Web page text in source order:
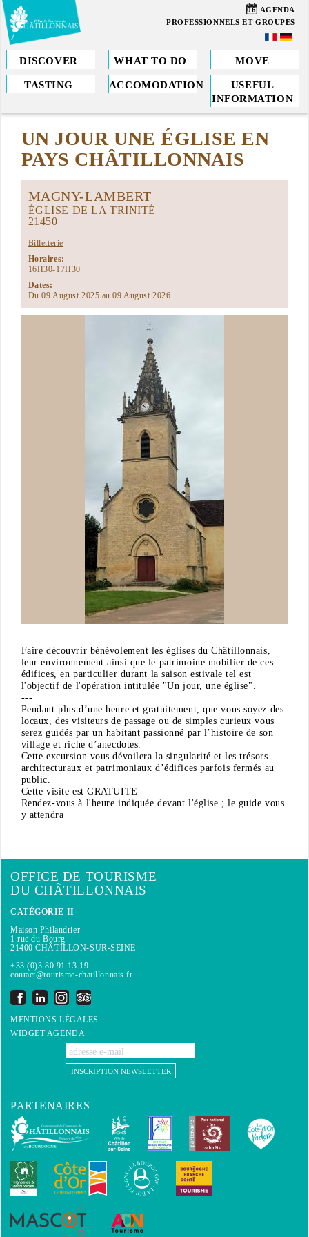
Skip
to
main
content
06 AGENDA
PROFESSIONNELS ET GROUPES
DISCOVER WHAT TO DO MOVE
TASTING ACCOMODATION
USEFUL
INFORMATION
You
are
hereUN JOUR UNE ÉGLISE EN
PAYS CHÂTILLONNAIS
MAGNY-LAMBERT
ÉGLISE DE LA TRINITÉ
21450
Billetterie
Horaires:
16H30-17H30
Dates:
Du 09 August 2025 au 09 August 2026
Faire découvrir bénévolement les églises du Châtillonnais,
leur environnement ainsi que le patrimoine mobilier de ces
édifices, en particulier durant la saison estivale tel est
l'objectif de l'opération intitulée "Un jour, une église".
---
Pendant plus d’une heure et gratuitement, que vous soyez des
locaux, des visiteurs de passage ou de simples curieux vous
serez guidés par un habitant passionné par l’histoire de son
village et riche d’anecdotes.
Cette excursion vous dévoilera la singularité et les trésors
architecturaux et patrimoniaux d’édifices parfois fermés au
public.
Cette visite est GRATUITE
Rendez-vous à l'heure indiquée devant l'église ; le guide vous
y attendra
OFFICE DE TOURISME
DU CHÂTILLONNAIS
CATÉGORIE II
Maison Philandrier
1 rue du Bourg
21400 CHÂTILLON-SUR-SEINE
+33 (0)3 80 91 13 19
contact@tourisme-chatillonnais.fr
MENTIONS LÉGALES
WIDGET AGENDA
INSCRIPTION NEWSLETTER
PARTENAIRES